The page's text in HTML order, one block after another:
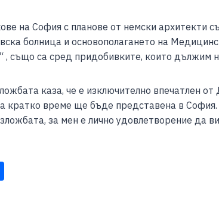
на София с планове от немски архитекти
болница и основополагането на
, също са сред придобивките, които дължим
каза, че е изключително впечатлен
кратко време ще бъде представена в
за мен е лично удовлетворение да